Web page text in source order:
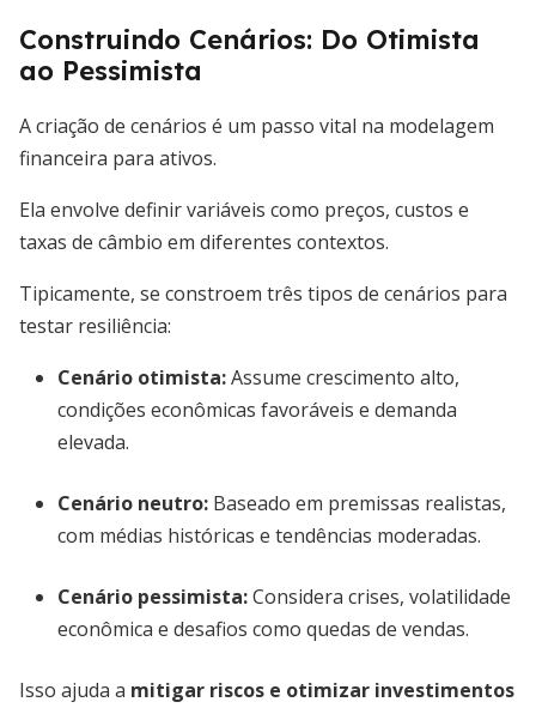
Construindo Cenários: Do Otimista
ao Pessimista
A criação de cenários é um passo vital na modelagem
financeira para ativos.
Ela envolve definir variáveis como preços, custos e
taxas de câmbio em diferentes contextos.
Tipicamente, se constroem três tipos de cenários para
testar resiliência:
Cenário otimista:Assume crescimento alto,
condições econômicas favoráveis e demanda
elevada.
Cenário neutro: Baseado em premissas realistas,
com médias históricas e tendências moderadas.
Cenário pessimista:Considera crises, volatilidade
econômica e desafios como quedas de vendas.
Isso ajuda a mitigar riscos e otimizar investimentos